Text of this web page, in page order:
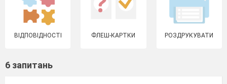
ВІДПОВІДНОСТІ ФЛЕШ-КАРТКИ РОЗДРУКУВАТИ
6 запитань